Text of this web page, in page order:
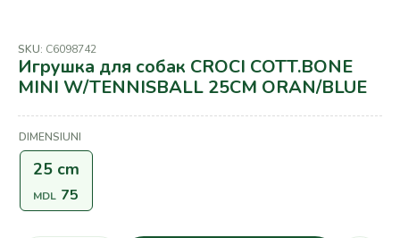
SKU: C6098742
Игрушка для собак CROCI COTT.BONE
MINI W/TENNISBALL 25CM ORAN/BLUE
DIMENSIUNI
25 cm
MDL 75